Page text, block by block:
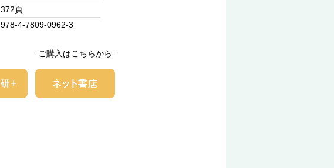
372頁
978-4-7809-0962-3
ご購入はこちらから